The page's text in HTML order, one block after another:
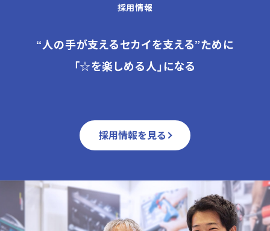
採用情報
“人の手が支えるセカイを支える”ために
「☆を楽しめる人」になる
採用情報を見る